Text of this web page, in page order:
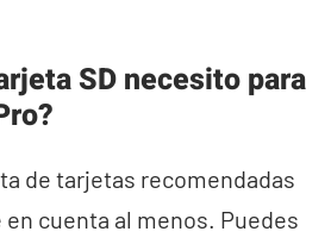
SD necesito para
de tarjetas recomendadas
cuenta al menos. Puedes